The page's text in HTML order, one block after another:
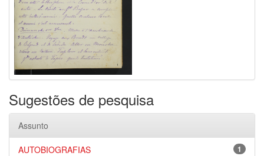
Sugestões de pesquisa
Assunto
1
AUTOBIOGRAFIAS